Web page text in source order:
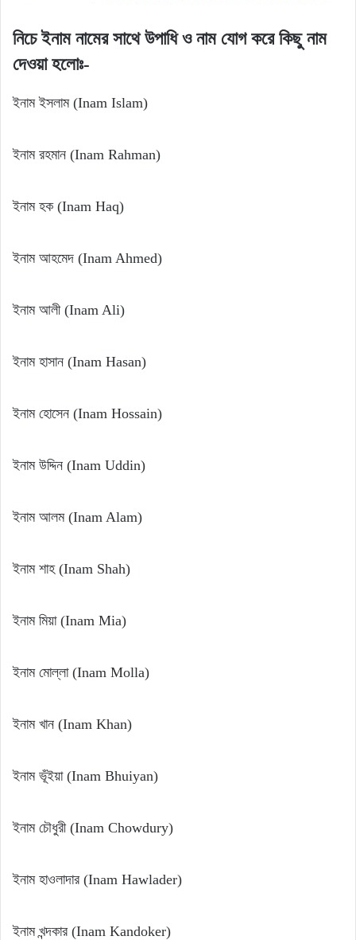
নিচে ইনাম নামের সাথে উপাধি ও নাম যোগ করে কিছু নাম
দেওয়া হলোঃ-
ইনাম ইসলাম (Inam Islam)
ইনাম রহমান (Inam Rahman)
ইনাম হক (Inam Haq)
ইনাম আহমেদ (Inam Ahmed)
ইনাম আলী (Inam Ali)
ইনাম হাসান (Inam Hasan)
ইনাম হোসেন (Inam Hossain)
ইনাম উদ্দিন (Inam Uddin)
ইনাম আলম (Inam Alam)
ইনাম শাহ (Inam Shah)
ইনাম মিয়া (Inam Mia)
ইনাম মোল্লা (Inam Molla)
ইনাম খান (Inam Khan)
ইনাম ভূঁইয়া (Inam Bhuiyan)
ইনাম চৌধুরী (Inam Chowdury)
ইনাম হাওলাদার (Inam Hawlader)
ইনাম খন্দকার (Inam Kandoker)